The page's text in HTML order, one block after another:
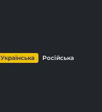
Українська Російська